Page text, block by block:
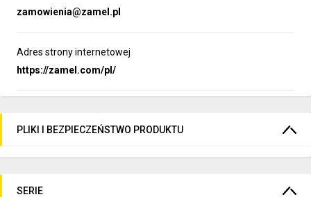
zamowienia@zamel.pl
Adres strony internetowej
https://zamel.com/pl/
PLIKI I BEZPIECZEŃSTWO PRODUKTU
SERIE